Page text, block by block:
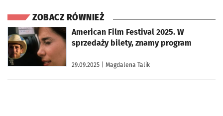
ZOBACZ RÓWNIEŻ
American Film Festival 2025. W
sprzedaży bilety, znamy program
29.09.2025 | Magdalena Talik
otworzy się w nowej karcie